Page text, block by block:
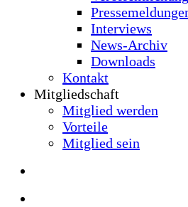
Interviews
News-Archiv
Downloads
Kontakt
Mitgliedschaft
Mitglied werden
Vorteile
Mitglied sein